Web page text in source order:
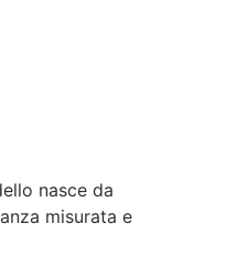
nasce da
misurata e